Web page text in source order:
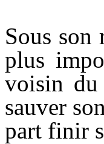
Sous son
plus
voisin
sauver
part finir